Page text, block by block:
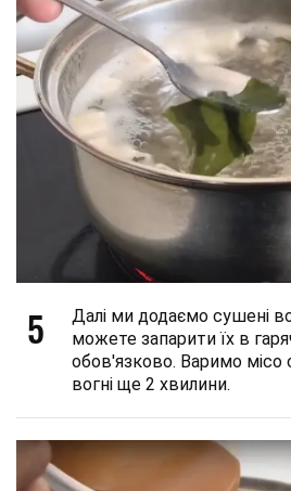
5
Далі ми додаємо сушені
можете запарити їх в
обов'язково. Варимо місо
вогні ще 2 хвилини.